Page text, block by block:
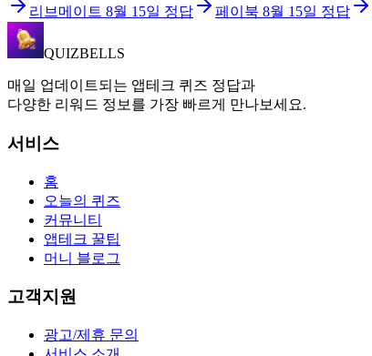
리브메이트 8월 15일 정답 페이북 8월 15일 정답
QUIZBELLS
매일 업데이트되는 앱테크 퀴즈 정답과
다양한 리워드 정보를 가장 빠르게 만나보세요.
서비스
홈
오늘의 퀴즈
커뮤니티
앱테크 꿀팁
머니 블로그
고객지원
광고/제휴 문의